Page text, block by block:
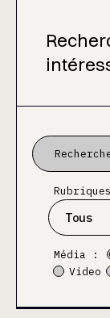
Média :
Video